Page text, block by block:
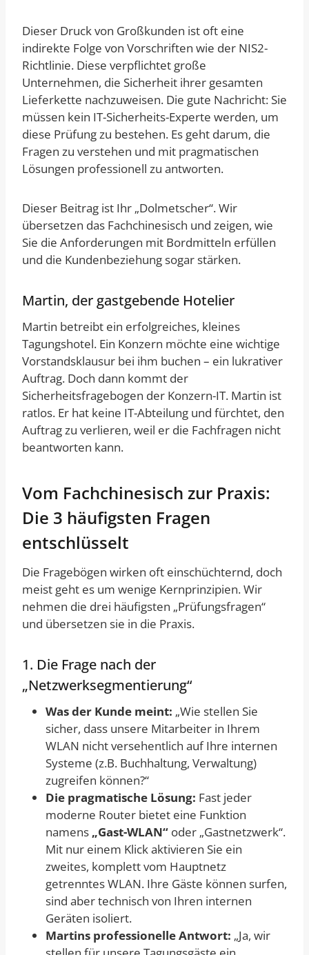
Dieser Druck von Großkunden ist oft eine
indirekte Folge von Vorschriften wie der NIS2-
Richtlinie. Diese verpflichtet große
Unternehmen, die Sicherheit ihrer gesamten
Lieferkette nachzuweisen. Die gute Nachricht: Sie
müssen kein IT-Sicherheits-Experte werden, um
diese Prüfung zu bestehen. Es geht darum, die
Fragen zu verstehen und mit pragmatischen
Lösungen professionell zu antworten.
Dieser Beitrag ist Ihr „Dolmetscher“. Wir
übersetzen das Fachchinesisch und zeigen, wie
Sie die Anforderungen mit Bordmitteln erfüllen
und die Kundenbeziehung sogar stärken.
Martin, der gastgebende Hotelier
Martin betreibt ein erfolgreiches, kleines
Tagungshotel. Ein Konzern möchte eine wichtige
Vorstandsklausur bei ihm buchen – ein lukrativer
Auftrag. Doch dann kommt der
Sicherheitsfragebogen der Konzern-IT. Martin ist
ratlos. Er hat keine IT-Abteilung und fürchtet, den
Auftrag zu verlieren, weil er die Fachfragen nicht
beantworten kann.
Vom Fachchinesisch zur Praxis:
Die 3 häufigsten Fragen
entschlüsselt
Die Fragebögen wirken oft einschüchternd, doch
meist geht es um wenige Kernprinzipien. Wir
nehmen die drei häufigsten „Prüfungsfragen“
und übersetzen sie in die Praxis.
1. Die Frage nach der
„Netzwerksegmentierung“
Was der Kunde meint: „Wie stellen Sie
sicher, dass unsere Mitarbeiter in Ihrem
WLAN nicht versehentlich auf Ihre internen
Systeme (z.B. Buchhaltung, Verwaltung)
zugreifen können?“
Die pragmatische Lösung: Fast jeder
moderne Router bietet eine Funktion
namens „Gast-WLAN“ oder „Gastnetzwerk“.
Mit nur einem Klick aktivieren Sie ein
zweites, komplett vom Hauptnetz
getrenntes WLAN. Ihre Gäste können surfen,
sind aber technisch von Ihren internen
Geräten isoliert.
Martins professionelle Antwort: „Ja, wir